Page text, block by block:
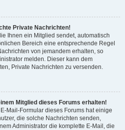
Private Nachrichten!
Ihnen ein Mitglied sendet, automatisch
Bereich eine entsprechende Regel
von jemandem erhalten, so
melden. Dieser kann dem
Private Nachrichten zu versenden.
Mitglied dieses Forums erhalten!
Mail-Formular dieses Forums hat einige
die solche Nachrichten senden,
Administrator die komplette E-Mail, die